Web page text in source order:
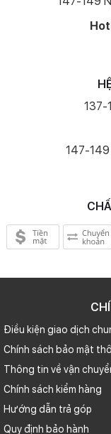
Công nghệ sạc
Mẫu iPhone 13 mới
sẽ không thể thiếu
pin, từ đó bạn sẽ có
Bên cạnh đó, công
thiết bị khác thông
Ngoài iPhone 13 Pro,
thua kém. Bạn có
của Apple thì iPhone
137-
147-149
Điều kiện giao dịch
Chính sách bảo mật
Thông tin về vận
Chính sách kiểm hàng
Hướng dẫn trả góp
Quy định bảo hành